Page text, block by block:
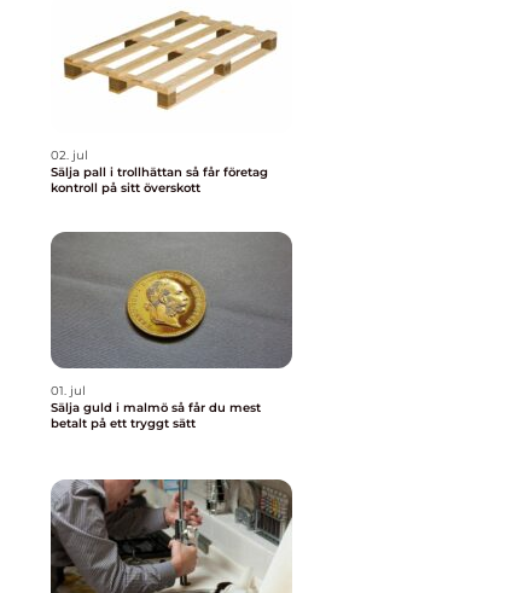
02. jul
Sälja pall i trollhättan så får företag
kontroll på sitt överskott
01. jul
Sälja guld i malmö så får du mest
betalt på ett tryggt sätt